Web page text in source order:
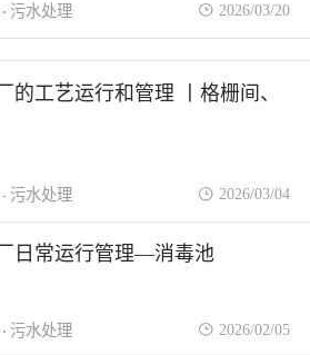
污水处理 2026/03/20
的工艺运行和管理 丨格栅间、
污水处理 2026/03/04
日常运行管理—消毒池
污水处理 2026/02/05